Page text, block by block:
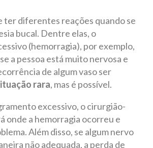
ter diferentes reações quando se
bucal. Dentre elas, o
(hemorragia), por exemplo,
a pessoa está muito nervosa e
de algum vaso ser
rara, mas é possível.
excessivo, o cirurgião-
onde a hemorragia ocorreu e
Além disso, se algum nervo
não adequada, a perda de